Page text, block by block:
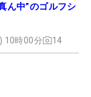
ん中”のゴルフシ
10時00分 14